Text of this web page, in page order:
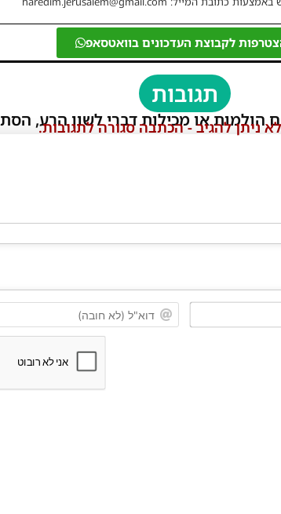
לקבוצת העדכונים בוואטסאפ
תגובות
הולמות או מכילות דברי לשון הרע,
ניתן להגיב - הכתבה סגורה לתגובות.
שם*